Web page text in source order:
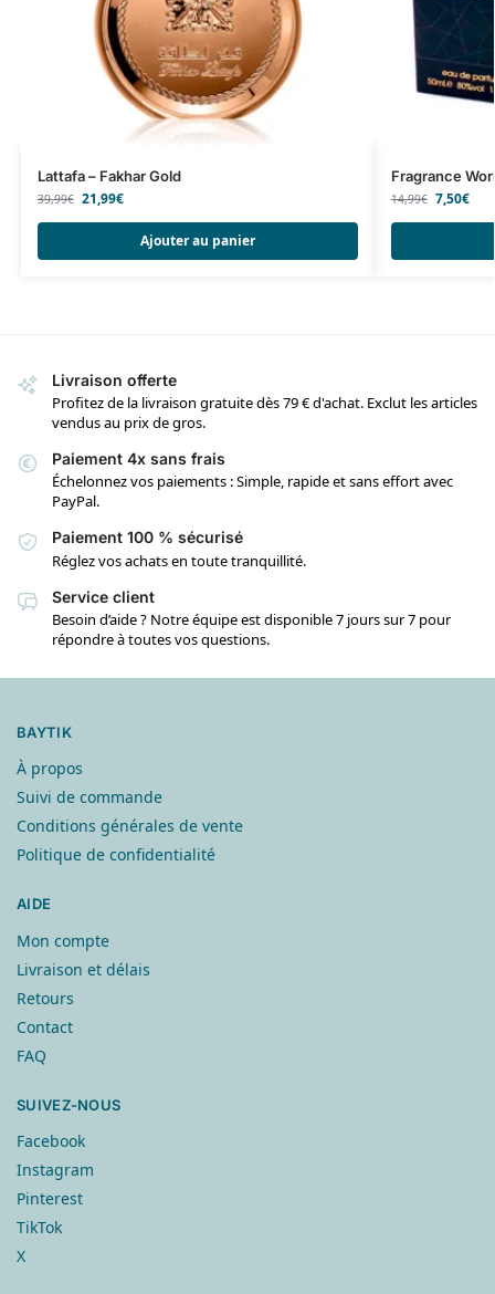
Lattafa – Fakhar Gold
39,99€ 21,99€
Ajouter au panier
Fragrance
14,99€ 7,50€
Livraison offerte
Profitez de la livraison gratuite dès 79 € d'achat. Exclut les articles
vendus au prix de gros.
Paiement 4x sans frais
Échelonnez vos paiements : Simple, rapide et sans effort avec
PayPal.
Paiement 100 % sécurisé
Réglez vos achats en toute tranquillité.
Service client
Besoin d’aide ? Notre équipe est disponible 7 jours sur 7 pour
répondre à toutes vos questions.
BAYTIK
À propos
Suivi de commande
Conditions générales de vente
Politique de confidentialité
AIDE
Mon compte
Livraison et délais
Retours
Contact
FAQ
SUIVEZ-NOUS
Facebook
Instagram
Pinterest
TikTok
X